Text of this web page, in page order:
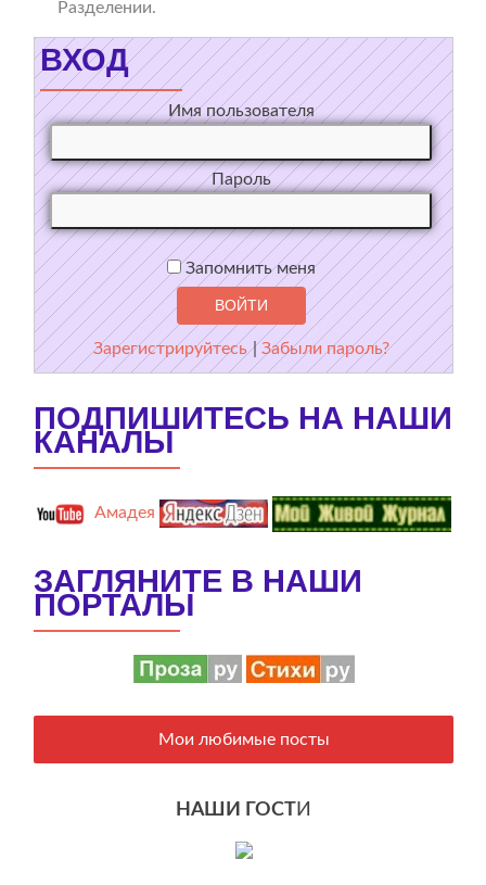
Разделении.
ВХОД
Имя пользователя
Пароль
Запомнить меня
Зарегистрируйтесь |Забыли пароль?
ПОДПИШИТЕСЬ НА НАШИ
КАНАЛЫ
Амадея
ЗАГЛЯНИТЕ В НАШИ
ПОРТАЛЫ
Мои любимые посты
НАШИ ГОСТИ